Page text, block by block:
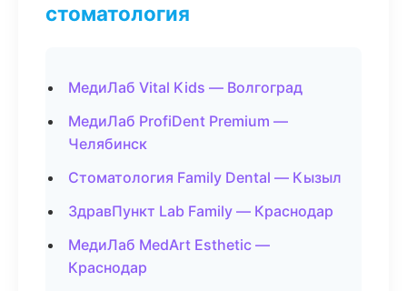
стоматология
МедиЛаб Vital Kids — Волгоград
МедиЛаб ProfiDent Premium —
Челябинск
Стоматология Family Dental — Кызыл
ЗдравПункт Lab Family — Краснодар
МедиЛаб MedArt Esthetic —
Краснодар